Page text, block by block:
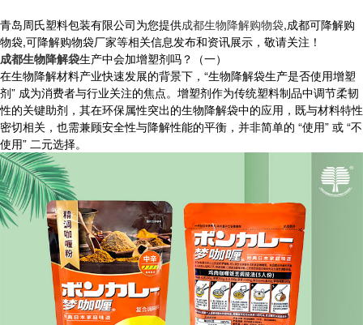
青岛周氏塑料包装有限公司为您提供成都生物降解购物袋,成都可降解购
物袋,可降解购物袋厂家等相关信息发布和资讯展示，敬请关注！
成都生物降解袋生产中会加增塑剂吗？（一）
在生物降解材料产业快速发展的背景下，“生物降解袋生产是否使用增塑
剂” 成为消费者与行业关注的焦点。增塑剂作为传统塑料制品中调节柔韧
性的关键助剂，其在环保属性突出的生物降解袋中的应用，既与材料特性
密切相关，也需兼顾安全性与降解性能的平衡，并非简单的 “使用” 或 “不
使用” 二元选择。